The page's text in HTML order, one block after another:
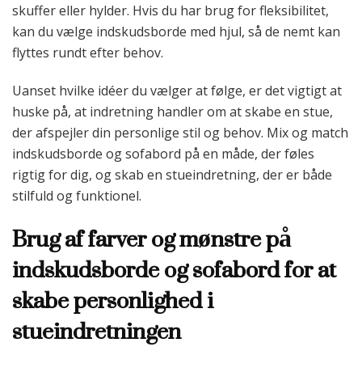
skuffer eller hylder. Hvis du har brug for fleksibilitet,
kan du vælge indskudsborde med hjul, så de nemt kan
flyttes rundt efter behov.
Uanset hvilke idéer du vælger at følge, er det vigtigt at
huske på, at indretning handler om at skabe en stue,
der afspejler din personlige stil og behov. Mix og match
indskudsborde og sofabord på en måde, der føles
rigtig for dig, og skab en stueindretning, der er både
stilfuld og funktionel.
Brug af farver og mønstre på
indskudsborde og sofabord for at
skabe personlighed i
stueindretningen